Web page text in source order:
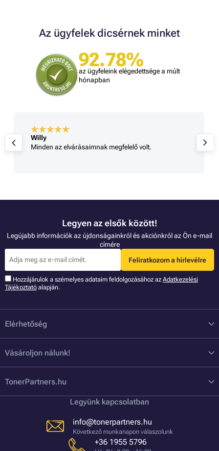
Az ügyfelek dicsérnek minket
92.78%
az ügyfeleink elégedettsége a múlt
hónapban
Willy
Minden az elvárásaimnak megfelelő volt.
Legyen az elsők között!
Legújabb információk az újdonságainkról és akciónkról az Ön e-mail
címére
Feliratkozom a hírlevélre
Hozzájárulok a szémelyes adataim feldolgozásához az Adatkezelési
Tájékoztató alapján.
Elérhetőség
Vásároljon nálunk!
TonerPartners.hu
Legyünk kapcsolatban
info@tonerpartners.hu
Következő munkanapon válaszolunk
+36 1955 5796